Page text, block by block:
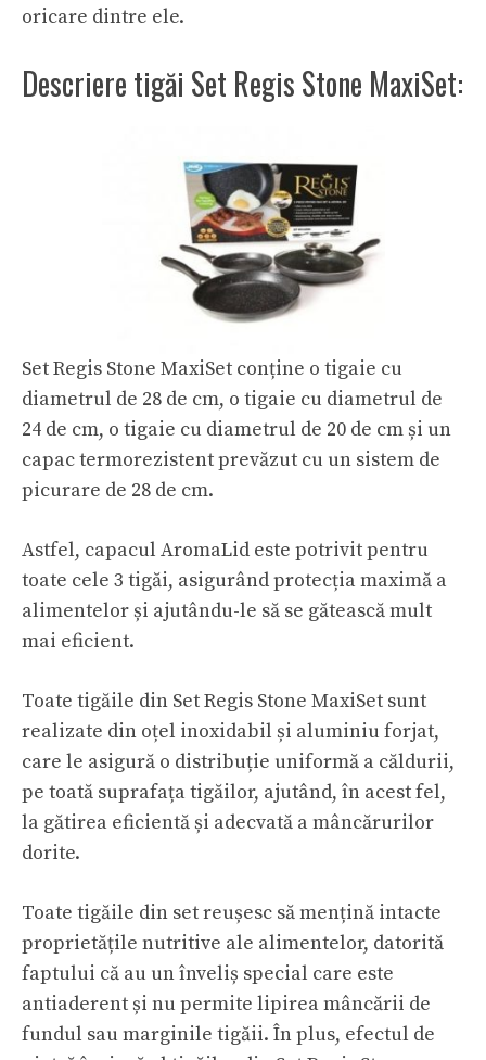
oricare dintre ele.
Descriere tigăi Set Regis Stone MaxiSet:
Set Regis Stone MaxiSet conține o tigaie cu
diametrul de 28 de cm, o tigaie cu diametrul de
24 de cm, o tigaie cu diametrul de 20 de cm și un
capac termorezistent prevăzut cu un sistem de
picurare de 28 de cm.
Astfel, capacul AromaLid este potrivit pentru
toate cele 3 tigăi, asigurând protecția maximă a
alimentelor și ajutându-le să se gătească mult
mai eficient.
Toate tigăile din Set Regis Stone MaxiSet sunt
realizate din oțel inoxidabil și aluminiu forjat,
care le asigură o distribuție uniformă a căldurii,
pe toată suprafața tigăilor, ajutând, în acest fel,
la gătirea eficientă și adecvată a mâncărurilor
dorite.
Toate tigăile din set reușesc să mențină intacte
proprietățile nutritive ale alimentelor, datorită
faptului că au un înveliș special care este
antiaderent și nu permite lipirea mâncării de
fundul sau marginile tigăii. În plus, efectul de